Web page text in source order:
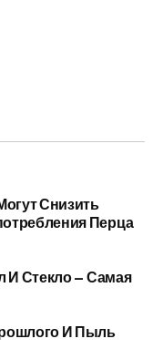
Снизить
Перца
И Стекло — Самая
И Пыль